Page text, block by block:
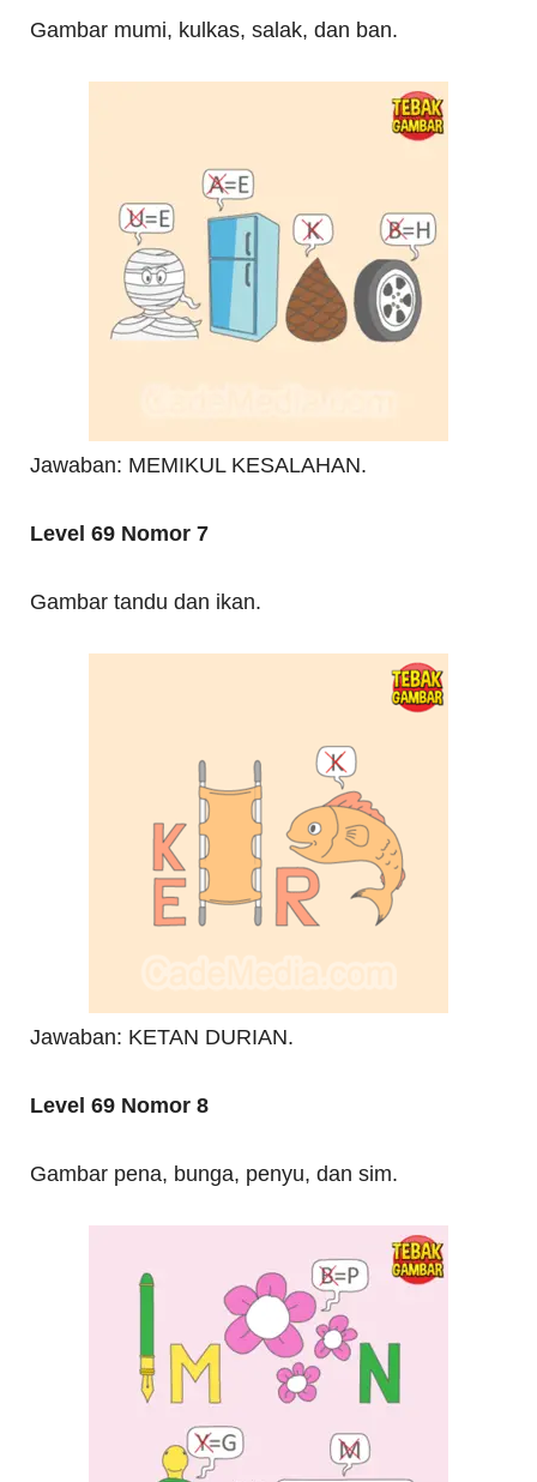
Gambar mumi, kulkas, salak, dan ban.
Jawaban: MEMIKUL KESALAHAN.
Level 69 Nomor 7
Gambar tandu dan ikan.
Jawaban: KETAN DURIAN.
Level 69 Nomor 8
Gambar pena, bunga, penyu, dan sim.